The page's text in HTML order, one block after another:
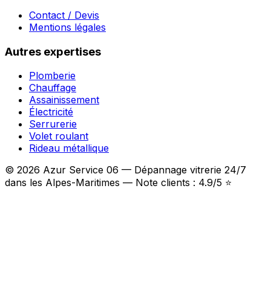
Contact / Devis
Mentions légales
Autres expertises
Plomberie
Chauffage
Assainissement
Électricité
Serrurerie
Volet roulant
Rideau métallique
© 2026 Azur Service 06 — Dépannage vitrerie 24/7
dans les Alpes-Maritimes — Note clients : 4.9/5 ⭐